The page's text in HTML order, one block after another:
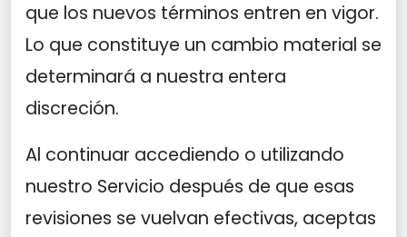
que los nuevos términos entren en vigor.
Lo que constituye un cambio material se
determinará a nuestra entera
discreción.
Al continuar accediendo o utilizando
nuestro Servicio después de que esas
revisiones se vuelvan efectivas, aceptas